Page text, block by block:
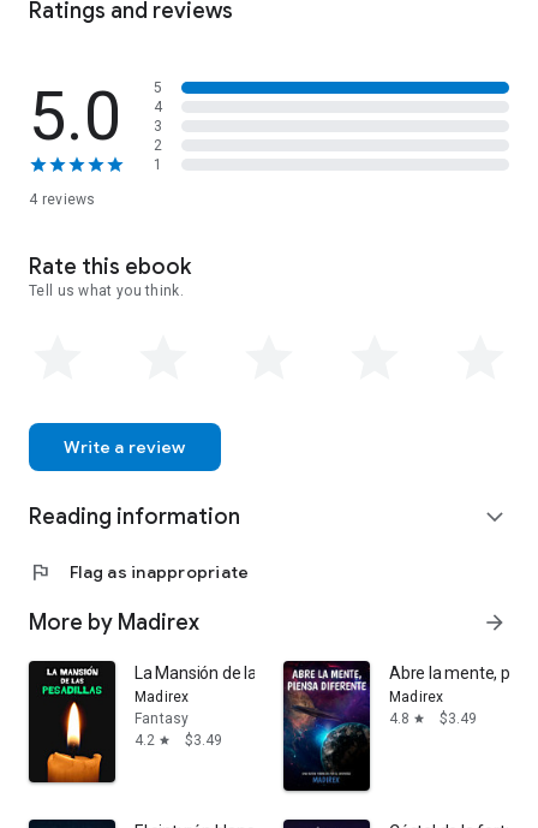
Ratings and reviews
5.0
4 reviews
5
4
3
2
1
Rate this ebook
Tell us what you think.
Write a review
Reading information expand_more
flag Flag as inappropriate
More by Madirex arrow_forward
La Mansión de las Pesadillas
Madirex
Fantasy
4.2 star $3.49
Abre la mente,
Madirex
4.8 star $3.49